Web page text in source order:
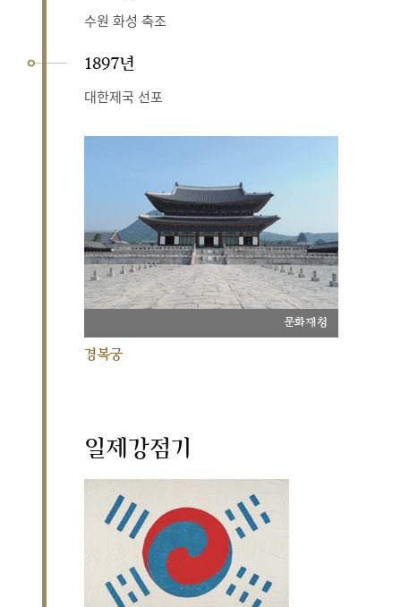
수원 화성 축조
1897년
대한제국 선포
문화재청
경복궁
일제강점기